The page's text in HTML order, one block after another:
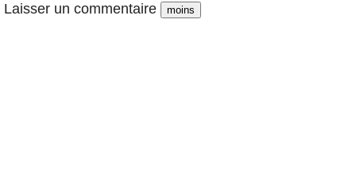
Laisser un commentaire